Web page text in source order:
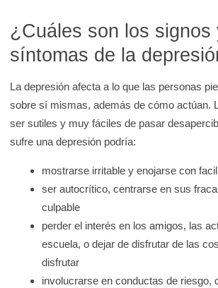
t
e
a
¿Cuáles son los signos
síntomas de la
La depresión afecta a lo que las personas
sobre sí mismas, además de cómo actúan.
ser sutiles y muy fáciles de pasar
sufre una depresión podría:
mostrarse irritable y enojarse con
ser autocrítico, centrarse en sus
culpable
perder el interés en los amigos, las
escuela, o dejar de disfrutar de las
disfrutar
involucrarse en conductas de riesgo,